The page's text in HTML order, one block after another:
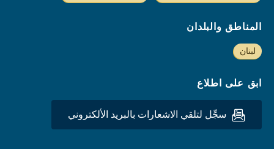
المناطق والبلدان
لبنان
ابق على اطلاع
سجِّل لتلقي الاشعارات بالبريد الألكتروني